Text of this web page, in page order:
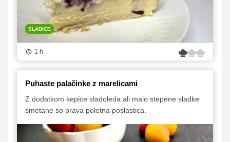
SLADICE
1 h
Puhaste palačinke z marelicami
Z dodatkom kepice sladoleda ali malo stepene sladke
smetane so prava poletna poslastica.